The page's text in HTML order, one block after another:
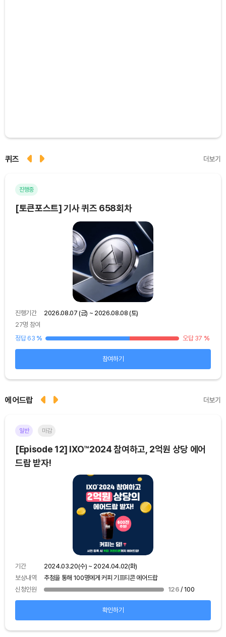
퀴즈 더보기
진행중
[토큰포스트] 기사 퀴즈 658회차
진행기간
2026.08.07 (금) ~ 2026.08.08 (토)
27명 참여
정답 63 % 오답 37 %
참여하기
에어드랍 더보기
일반 마감
[Episode 12] IXO™2024 참여하고, 2억원 상당 에어
드랍 받자!
기간
2024.03.20(수) ~ 2024.04.02(화)
보상내역
추첨을 통해 100명에게 커피 기프티콘 에어드랍
신청인원
126 / 100
확인하기